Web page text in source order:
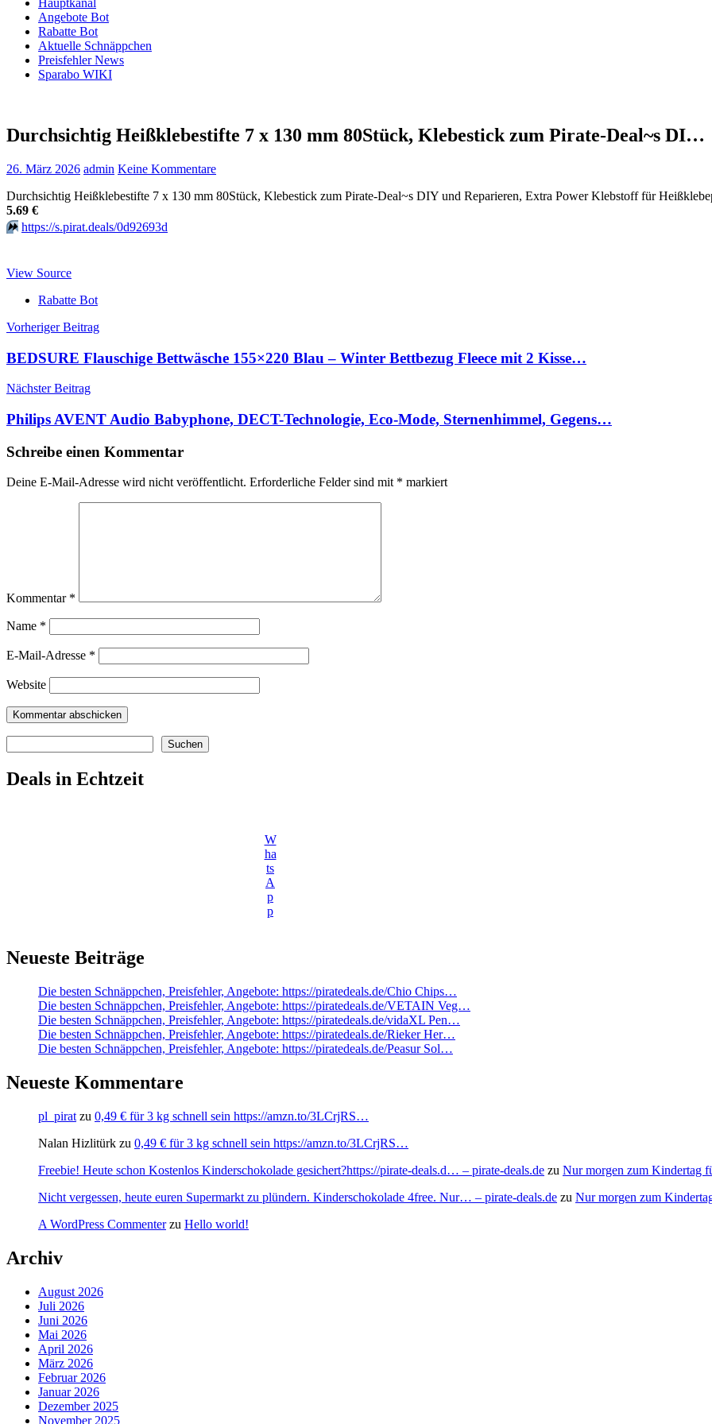
Hauptkanal
Angebote Bot
Rabatte Bot
Aktuelle Schnäppchen
Preisfehler News
Sparabo WIKI
Durchsichtig Heißklebestifte 7 x 130 mm 80Stück, Klebestick zum Pirate-Deal~s DI…
26. März 2026 admin Keine Kommentare
Durchsichtig Heißklebestifte 7 x 130 mm 80Stück, Klebestick zum Pirate-Deal~s DIY und Reparieren, Extra Power Klebstoff für
5.69 €
⏩️ https://s.pirat.deals/0d92693d
View Source
Rabatte Bot
Beitragsnavigation
Vorheriger Beitrag
BEDSURE Flauschige Bettwäsche 155×220 Blau – Winter Bettbezug Fleece mit 2 Kisse…
Nächster Beitrag
Philips AVENT Audio Babyphone, DECT-Technologie, Eco-Mode, Sternenhimmel, Gegens…
Schreibe einen Kommentar
Deine E-Mail-Adresse wird nicht veröffentlicht. Erforderliche Felder sind mit * markiert
Kommentar *
Name *
E-Mail-Adresse *
Website
Suchen
Deals in Echtzeit
W
ha
ts
A
p
p
Neueste Beiträge
Die besten Schnäppchen, Preisfehler, Angebote: https://piratedeals.de/Chio Chips…
Die besten Schnäppchen, Preisfehler, Angebote: https://piratedeals.de/VETAIN Veg…
Die besten Schnäppchen, Preisfehler, Angebote: https://piratedeals.de/vidaXL Pen…
Die besten Schnäppchen, Preisfehler, Angebote: https://piratedeals.de/Rieker Her…
Die besten Schnäppchen, Preisfehler, Angebote: https://piratedeals.de/Peasur Sol…
Neueste Kommentare
pl_pirat zu 0,49 € für 3 kg schnell sein https://amzn.to/3LCrjRS…
Nalan Hizlitürk zu 0,49 € für 3 kg schnell sein https://amzn.to/3LCrjRS…
Freebie! Heute schon Kostenlos Kinderschokolade gesichert?https://pirate-deals.d… – pirate-deals.de zu Nur morgen zum Kindertag
Nicht vergessen, heute euren Supermarkt zu plündern. Kinderschokolade 4free. Nur… – pirate-deals.de zu Nur morgen zum
A WordPress Commenterzu Hello world!
Archiv
August 2026
Juli 2026
Juni 2026
Mai 2026
April 2026
März 2026
Februar 2026
Januar 2026
Dezember 2025
November 2025